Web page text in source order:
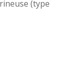
(type